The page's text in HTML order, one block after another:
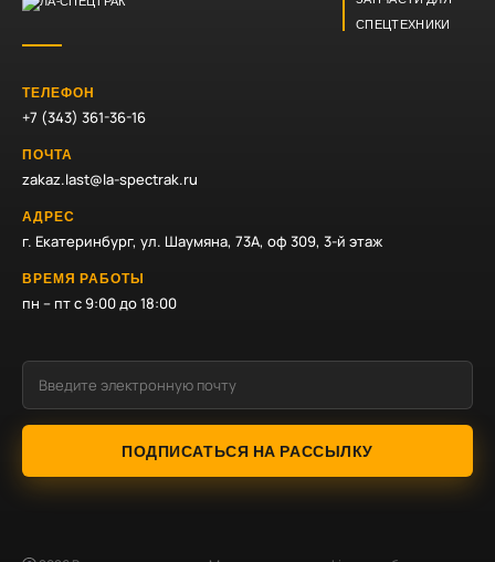
СПЕЦТЕХНИКИ
ТЕЛЕФОН
+7 (343) 361-36-16
ПОЧТА
zakaz.last@la-spectrak.ru
АДРЕС
г. Екатеринбург, ул. Шаумяна, 73А, оф 309, 3-й этаж
ВРЕМЯ РАБОТЫ
пн – пт с 9:00 до 18:00
ПОДПИСАТЬСЯ НА РАССЫЛКУ